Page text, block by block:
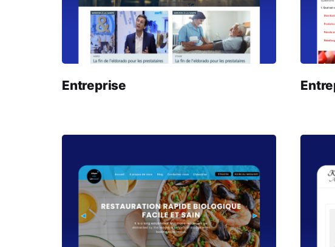
Entreprise